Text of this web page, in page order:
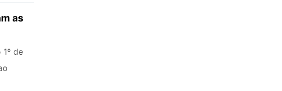
as
de